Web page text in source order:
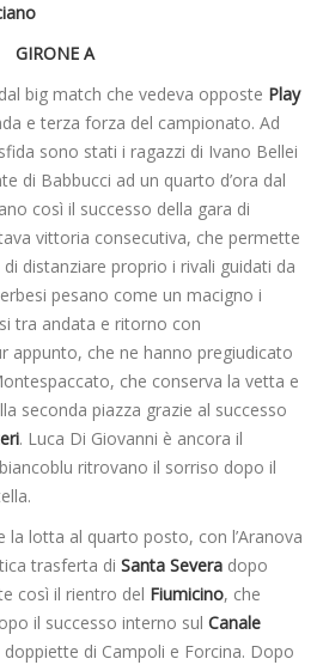
GIRONE A
big match che vedeva opposte Play
e terza forza del campionato. Ad
sono stati i ragazzi di Ivano Bellei
di Babbucci ad un quarto d’ora dal
così il successo della gara di
vittoria consecutiva, che permette
distanziare proprio i rivali guidati da
pesano come un macigno i
tra andata e ritorno con
appunto, che ne hanno pregiudicato
che conserva la vetta e
seconda piazza grazie al successo
. Luca Di Giovanni è ancora il
ritrovano il sorriso dopo il
la lotta al quarto posto, con l’Aranova
trasferta di Santa Severa dopo
così il rientro del Fiumicino, che
il successo interno sul Canale
di Campoli e Forcina. Dopo